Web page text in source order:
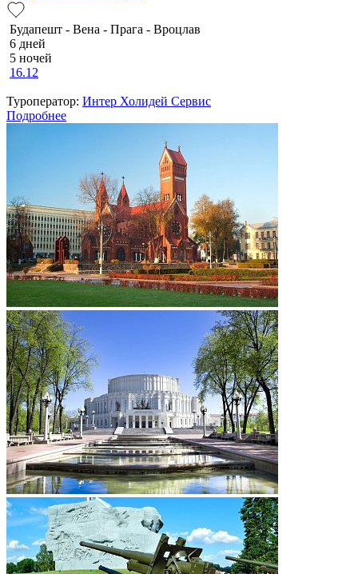
Будапешт - Вена - Прага - Вроцлав
6 дней
5 ночей
16.12
Туроператор: Интер Холидей Сервис
Подробнее